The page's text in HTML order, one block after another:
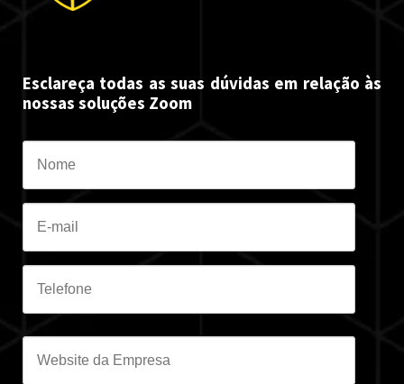
Esclareça todas as suas dúvidas em relação às
nossas soluções Zoom